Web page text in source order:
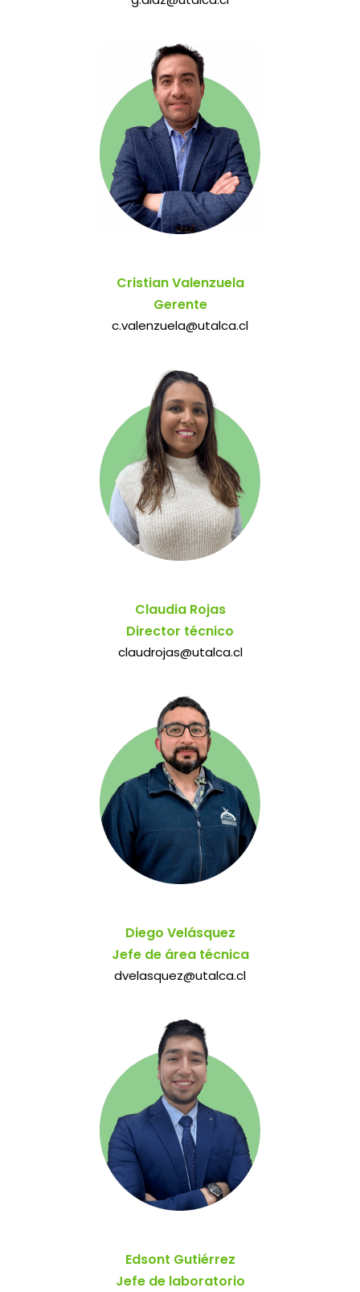
Cristian Valenzuela
Gerente
c.valenzuela@utalca.cl
Claudia Rojas
Director técnico
claudrojas@utalca.cl
Diego Velásquez
Jefe de área técnica
dvelasquez@utalca.cl
Edsont Gutiérrez
Jefe de laboratorio